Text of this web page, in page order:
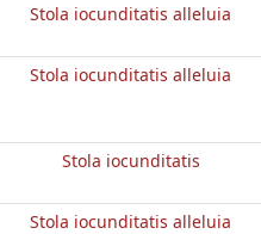
Stola iocunditatis alleluia
Stola iocunditatis alleluia
Stola iocunditatis
Stola iocunditatis alleluia